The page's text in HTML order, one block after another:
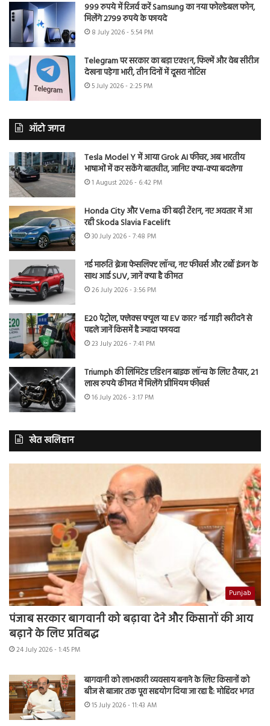
999 रुपये में रिजर्व करें Samsung का नया फोल्डेबल फोन,
मिलेंगे 2799 रुपये के फायदे
8 July 2026 - 5:54 PM
Telegram पर सरकार का बड़ा एक्शन, फिल्में और वेब सीरीज
देखना पड़ेगा भारी, तीन दिनों में दूसरा नोटिस
5 July 2026 - 2:25 PM
ऑटो जगत
Tesla Model Y में आया Grok AI फीचर, अब भारतीय
भाषाओं में कर सकेंगे बातचीत, जानिए क्या-क्या बदलेगा
1 August 2026 - 6:42 PM
Honda City और Verna की बढ़ी टेंशन, नए अवतार में आ
रही Skoda Slavia Facelift
30 July 2026 - 7:48 PM
नई मारुति ब्रेजा फेसलिफ्ट लॉन्च, नए फीचर्स और टर्बो इंजन के
साथ आई SUV, जानें क्या है कीमत
26 July 2026 - 3:56 PM
E20 पेट्रोल, फ्लेक्स फ्यूल या EV कार? नई गाड़ी खरीदने से
पहले जानें किसमें है ज्यादा फायदा
23 July 2026 - 7:41 PM
Triumph की लिमिटेड एडिशन बाइक लॉन्च के लिए तैयार, 21
लाख रुपये कीमत में मिलेंगे प्रीमियम फीचर्स
16 July 2026 - 3:17 PM
खेत खलिहान
Punjab
पंजाब सरकार बागवानी को बढ़ावा देने और किसानों की आय
बढ़ाने के लिए प्रतिबद्ध
24 July 2026 - 1:45 PM
बागवानी को लाभकारी व्यवसाय बनाने के लिए किसानों को
बीज से बाजार तक पूरा सहयोग दिया जा रहा है: मोहिंदर भगत
15 July 2026 - 11:43 AM